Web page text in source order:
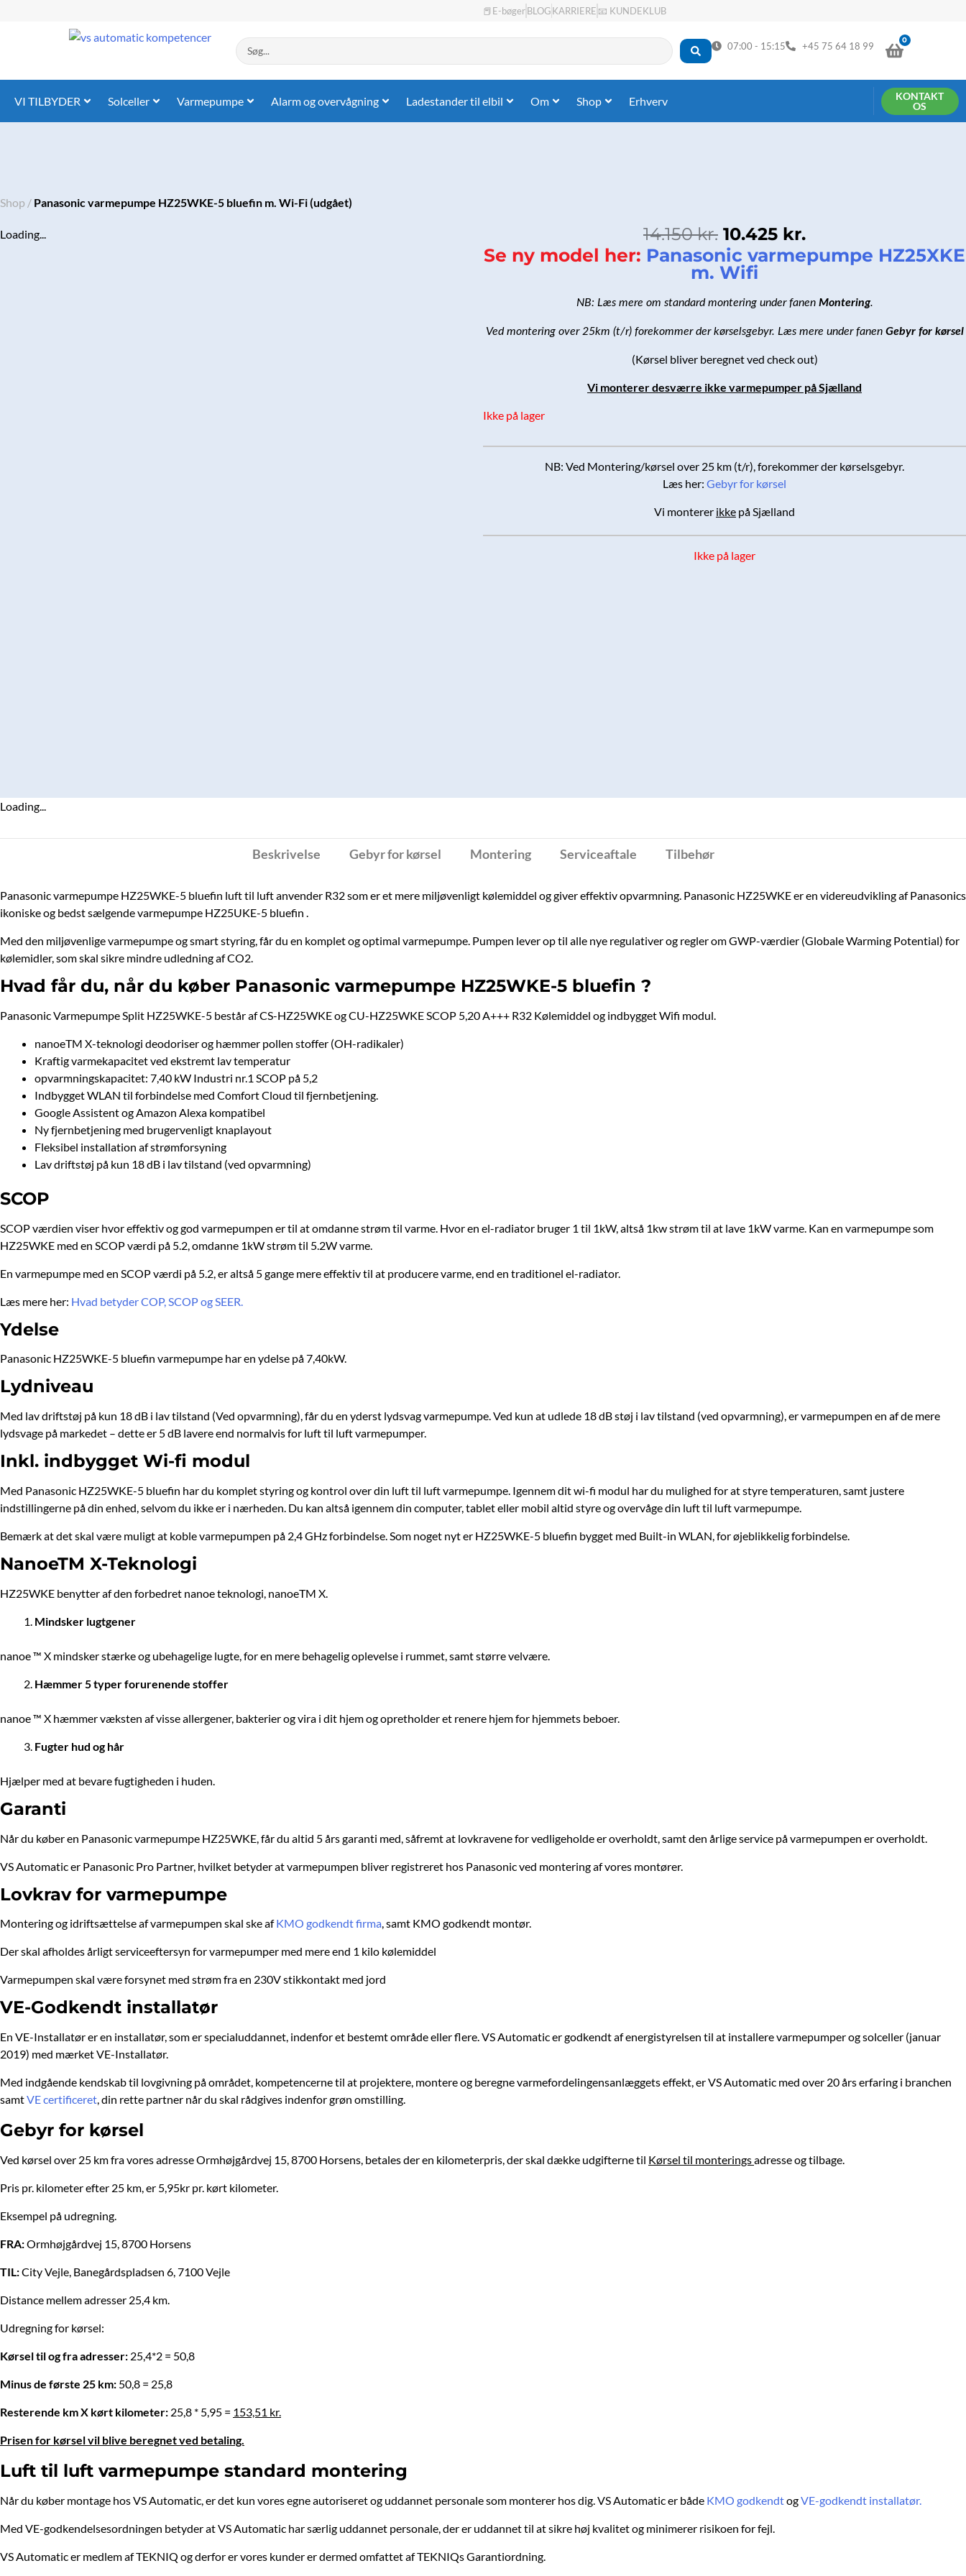
📕E-bøgerBLOGKARRIERE 📧 KUNDEKLUB
Search
...
07:00 - 15:15 +45 75 64 18 99
0
KURV
VI TILBYDER Solceller Varmepumpe Alarm og overvågning Ladestander til elbil Om Shop Erhverv
KONTAKT
OS
Shop / Panasonic varmepumpe HZ25WKE-5 bluefin m. Wi-Fi (udgået)
Loading... 14.150kr. Den
oprindelige
pris
var:
14.150 kr..
10.425 kr.Den
aktuelle
pris
10.425 kr..
Se ny model her: Panasonic varmepumpe HZ25XKE
m. Wifi
NB: Læs mere om standard montering under fanen Montering.
Ved montering over 25km (t/r) forekommer der kørselsgebyr. Læs mere under fanen Gebyr for kørsel
(Kørsel bliver beregnet ved check out)
Vi monterer desværre ikke varmepumper på Sjælland
Ikke på lager
NB: Ved Montering/kørsel over 25 km (t/r), forekommer der kørselsgebyr.
Læs her: Gebyr for kørsel
Vi monterer ikke på Sjælland
Ikke på lager
Loading...
Beskrivelse Gebyr for kørsel Montering Serviceaftale Tilbehør
Panasonic varmepumpe HZ25WKE-5 bluefin luft til luft anvender R32 som er et mere miljøvenligt kølemiddel og giver effektiv opvarmning. Panasonic HZ25WKE er en videreudvikling af Panasonics
ikoniske og bedst sælgende varmepumpe HZ25UKE-5 bluefin .
Med den miljøvenlige varmepumpe og smart styring, får du en komplet og optimal varmepumpe. Pumpen lever op til alle nye regulativer og regler om GWP-værdier (Globale Warming Potential) for
kølemidler, som skal sikre mindre udledning af CO2.
Hvad får du, når du køber Panasonic varmepumpe HZ25WKE-5 bluefin ?
Panasonic Varmepumpe Split HZ25WKE-5 består af CS-HZ25WKE og CU-HZ25WKE SCOP 5,20 A+++ R32 Kølemiddel og indbygget Wifi modul.
nanoeTM X-teknologi deodoriser og hæmmer pollen stoffer (OH-radikaler)
Kraftig varmekapacitet ved ekstremt lav temperatur
opvarmningskapacitet: 7,40 kW Industri nr.1 SCOP på 5,2
Indbygget WLAN til forbindelse med Comfort Cloud til fjernbetjening.
Google Assistent og Amazon Alexa kompatibel
Ny fjernbetjening med brugervenligt knaplayout
Fleksibel installation af strømforsyning
Lav driftstøj på kun 18 dB i lav tilstand (ved opvarmning)
SCOP
SCOP værdien viser hvor effektiv og god varmepumpen er til at omdanne strøm til varme. Hvor en el-radiator bruger 1 til 1kW, altså 1kw strøm til at lave 1kW varme. Kan en varmepumpe som
HZ25WKE med en SCOP værdi på 5.2, omdanne 1kW strøm til 5.2W varme.
En varmepumpe med en SCOP værdi på 5.2, er altså 5 gange mere effektiv til at producere varme, end en traditionel el-radiator.
Læs mere her: Hvad betyder COP, SCOP og SEER.
Ydelse
Panasonic HZ25WKE-5 bluefin varmepumpe har en ydelse på 7,40kW.
Lydniveau
Med lav driftstøj på kun 18 dB i lav tilstand (Ved opvarmning), får du en yderst lydsvag varmepumpe. Ved kun at udlede 18 dB støj i lav tilstand (ved opvarmning), er varmepumpen en af de mere
lydsvage på markedet – dette er 5 dB lavere end normalvis for luft til luft varmepumper.
Inkl. indbygget Wi-fi modul
Med Panasonic HZ25WKE-5 bluefin har du komplet styring og kontrol over din luft til luft varmepumpe. Igennem dit wi-fi modul har du mulighed for at styre temperaturen, samt justere
indstillingerne på din enhed, selvom du ikke er i nærheden. Du kan altså igennem din computer, tablet eller mobil altid styre og overvåge din luft til luft varmepumpe.
Bemærk at det skal være muligt at koble varmepumpen på 2,4 GHz forbindelse. Som noget nyt er HZ25WKE-5 bluefin bygget med Built-in WLAN, for øjeblikkelig forbindelse.
NanoeTM X-Teknologi
HZ25WKE benytter af den forbedret nanoe teknologi, nanoeTM X.
Mindsker lugtgener
nanoe ™ X mindsker stærke og ubehagelige lugte, for en mere behagelig oplevelse i rummet, samt større velvære.
Hæmmer 5 typer forurenende stoffer
nanoe ™ X hæmmer væksten af ​​visse allergener, bakterier og vira i dit hjem og opretholder et renere hjem for hjemmets beboer.
Fugter hud og hår
Hjælper med at bevare fugtigheden i huden.
Garanti
Når du køber en Panasonic varmepumpe HZ25WKE, får du altid 5 års garanti med, såfremt at lovkravene for vedligeholde er overholdt, samt den årlige service på varmepumpen er overholdt.
VS Automatic er Panasonic Pro Partner, hvilket betyder at varmepumpen bliver registreret hos Panasonic ved montering af vores montører.
Lovkrav for varmepumpe
Montering og idriftsættelse af varmepumpen skal ske afKMO godkendt firma, samt KMO godkendt montør.
Der skal afholdes årligt serviceeftersyn for varmepumper med mere end 1 kilo kølemiddel
Varmepumpen skal være forsynet med strøm fra en 230V stikkontakt med jord
VE-Godkendt installatør
En VE-Installatør er en installatør, som er specialuddannet, indenfor et bestemt område eller flere. VS Automatic er godkendt af energistyrelsen til at installere varmepumper og solceller (januar
2019) med mærket VE-Installatør.
Med indgående kendskab til lovgivning på området, kompetencerne til at projektere, montere og beregne varmefordelingensanlæggets effekt, er VS Automatic med over 20 års erfaring i branchen
samtVE certificeret, din rette partner når du skal rådgives indenfor grøn omstilling.
Gebyr for kørsel
Ved kørsel over 25 km fra vores adresse Ormhøjgårdvej 15, 8700 Horsens, betales der en kilometerpris, der skal dække udgifterne til Kørsel til monteringsadresse og tilbage.
Pris pr. kilometer efter 25 km, er 5,95kr pr. kørt kilometer.
Eksempel på udregning.
FRA:Ormhøjgårdvej 15, 8700 Horsens
TIL:City Vejle, Banegårdspladsen 6, 7100 Vejle
Distance mellem adresser 25,4 km.
Udregning for kørsel:
Kørsel til og fra adresser: 25,4*2 = 50,8
Minus de første 25 km: 50,8 = 25,8
Resterende km X kørt kilometer: 25,8 * 5,95 = 153,51 kr.
Prisen for kørsel vil blive beregnet ved betaling.
Luft til luft varmepumpe standard montering
Når du køber montage hos VS Automatic, er det kun vores egne autoriseret og uddannet personale som monterer hos dig. VS Automatic er både KMO godkendtogVE-godkendt installatør.
Med VE-godkendelsesordningen betyder at VS Automatic har særlig uddannet personale, der er uddannet til at sikre høj kvalitet og minimerer risikoen for fejl.
VS Automatic er medlem af TEKNIQ og derfor er vores kunder er dermed omfattet af TEKNIQs Garantiordning.